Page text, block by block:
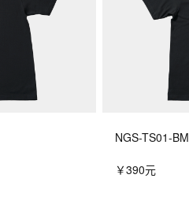
NGS-TS01-BM
￥390元